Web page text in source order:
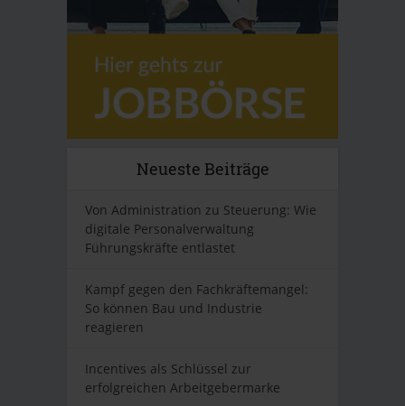
Neueste Beiträge
Von Administration zu Steuerung: Wie
digitale Personalverwaltung
Führungskräfte entlastet
Kampf gegen den Fachkräftemangel:
So können Bau und Industrie
reagieren
Incentives als Schlüssel zur
erfolgreichen Arbeitgebermarke